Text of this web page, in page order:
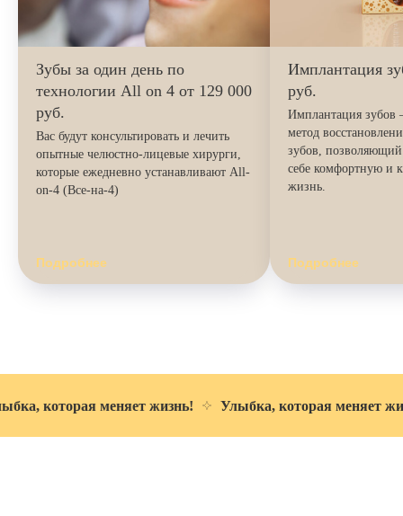
Зубы за один день по
технологии All on 4 от 129 000
руб.
Вас будут консультировать и лечить
опытные челюстно-лицевые хирурги,
которые ежедневно устанавливают All-
on-4 (Все-на-4)
Подробнее
Имплантация
руб.
Имплантация
метод
зубов, позволяющий
себе комфортную и
жизнь.
Подробнее
меняет жизнь! Улыбка, которая меняет жизнь!
Врачи, которым можно
подбираем персонал, потому что
каждого пациента.